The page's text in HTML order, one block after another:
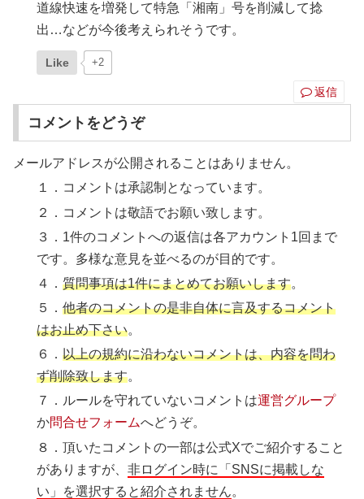
道線快速を増発して特急「湘南」号を削減して捻
出…などが今後考えられそうです。
Like +2
返信
コメントをどうぞ
メールアドレスが公開されることはありません。
１．コメントは承認制となっています。
２．コメントは敬語でお願い致します。
３．1件のコメントへの返信は各アカウント1回まで
です。多様な意見を並べるのが目的です。
４．質問事項は1件にまとめてお願いします。
５．他者のコメントの是非自体に言及するコメント
はお止め下さい。
６．以上の規約に沿わないコメントは、内容を問わ
ず削除致します。
７．ルールを守れていないコメントは運営グループ
か問合せフォームへどうぞ。
８．頂いたコメントの一部は公式Xでご紹介すること
がありますが、非ログイン時に「SNSに掲載しな
い」を選択すると紹介されません。